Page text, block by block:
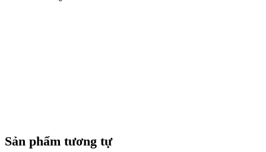
ngày/đêm, Gmt, Da, Tháng, Pha mặt trăng, Thép không gỉ,
Sản phẩm tương tự